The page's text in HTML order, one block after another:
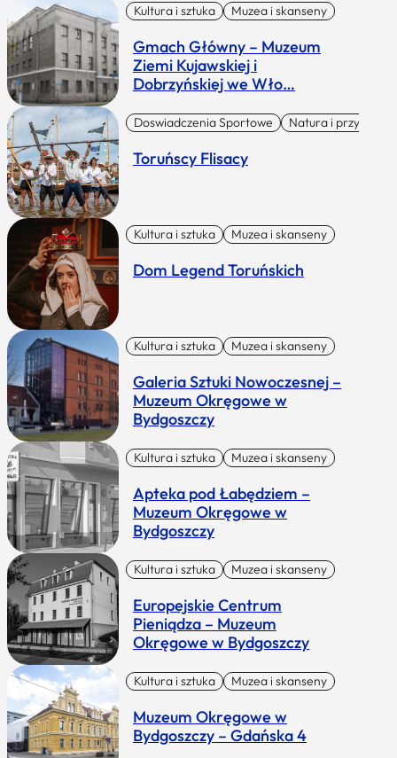
Kultura i sztuka Muzea i skanseny
Gmach Główny – Muzeum
Ziemi Kujawskiej i
Dobrzyńskiej we Wło…
Doswiadczenia Sportowe Natura i przygoda
Toruńscy Flisacy
Kultura i sztuka Muzea i skanseny
Dom Legend Toruńskich
Kultura i sztuka Muzea i skanseny
Galeria Sztuki Nowoczesnej –
Muzeum Okręgowe w
Bydgoszczy
Kultura i sztuka Muzea i skanseny
Apteka pod Łabędziem –
Muzeum Okręgowe w
Bydgoszczy
Kultura i sztuka Muzea i skanseny
Europejskie Centrum
Pieniądza – Muzeum
Okręgowe w Bydgoszczy
Kultura i sztuka Muzea i skanseny
Muzeum Okręgowe w
Bydgoszczy – Gdańska 4